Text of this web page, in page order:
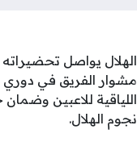
الهلال يواصل تحضيراته
مشوار الفريق في دوري
اللياقية للاعبين
نجوم الهلال.